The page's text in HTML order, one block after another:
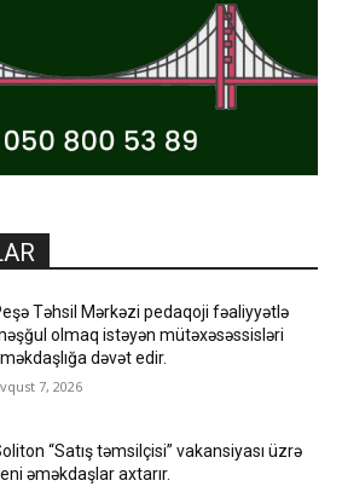
Təhsil Mərkəzi pedaqoji fəaliyyətlə
olmaq istəyən mütəxəsəssisləri
dəvət edir.
7, 2026
“Satış təmsilçisi” vakansiyası üzrə
əməkdaşlar axtarır.